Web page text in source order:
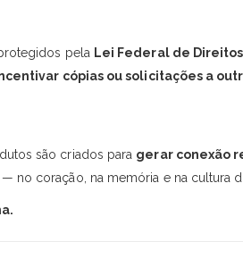
pela Lei Federal de
cópias ou solicitações a
são criados para gerar conexão
no coração, na memória e na cultura